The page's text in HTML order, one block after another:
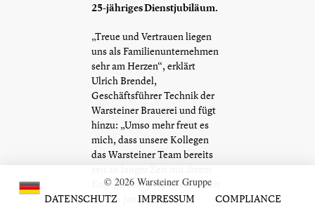
25-jähriges Dienstjubiläum.
„Treue und Vertrauen liegen
uns als Familienunternehmen
sehr am Herzen“, erklärt
Ulrich Brendel,
Geschäftsführer Technik der
Warsteiner Brauerei und fügt
hinzu: „Umso mehr freut es
mich, dass unsere Kollegen
das Warsteiner Team bereits
Engagement bereichern.“ Seit
dem 1. Januar 1982
© 2026 Warsteiner Gruppe
DATENSCHUTZ
IMPRESSUM COMPLIANCE